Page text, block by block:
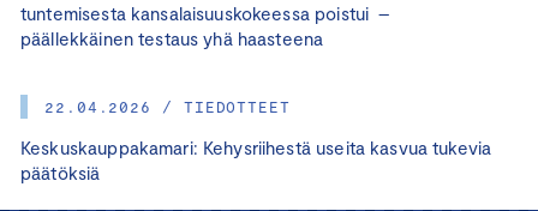
tuntemisesta kansalaisuuskokeessa poistui –
päällekkäinen testaus yhä haasteena
22.04.2026 / TIEDOTTEET
Keskuskauppakamari: Kehysriihestä useita kasvua tukevia
päätöksiä